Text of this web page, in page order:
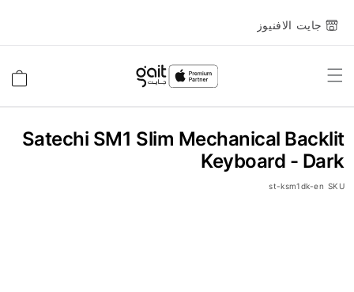
جايت الافنيوز
Toggle
Satechi SM1 Slim Mechanical Backlit
Keyboard - Dark
SKU
st-ksm1dk-en